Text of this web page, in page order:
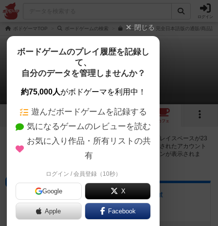
ログイン
ボドゲーマTOP ボードゲームの検索 アニミックス 完全日本語版の通販/商品詳
アニミックス
23店のカフェ/スペースが提供中
4 1 3
カフェ
アニミックスで遊ぶことができるボードゲームカフェ・プレイスペースが23
店登録されています。公開プロフィールの都道府県が設定されたアカウント
でログインすると、同じ都道府県内の店舗に絞り込むボタンが表示されま
ボードゲームカフェ
ボードゲームカフェ hang out
岩手県奥州市水沢花園町１丁目１－１７
閉じる
ボードゲームのプレイ履歴を記録し
て、
自分のデータを管理しませんか？
約75,000人がボドゲーマを利用中！
遊んだボードゲームを記録する
気になるゲームのレビューを読む
お気に入り作品・所有リストの共
有
ログイン / 会員登録（10秒）
Google X
Apple Facebook